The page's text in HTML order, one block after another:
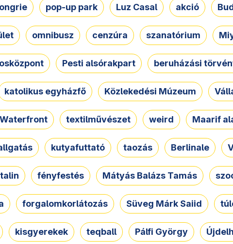
pop-up park Luz Casal akció
omnibusz cenzúra szanatórium
Pesti alsórakpart beruházási
katolikus egyházfő Közlekedési Múzeum
textilművészet weird Maarif
kutyafuttató taozás Berlinale
fényfestés Mátyás Balázs Tamás
forgalomkorlátozás Süveg Márk Saiid
kisgyerekek teqball Pálfi György